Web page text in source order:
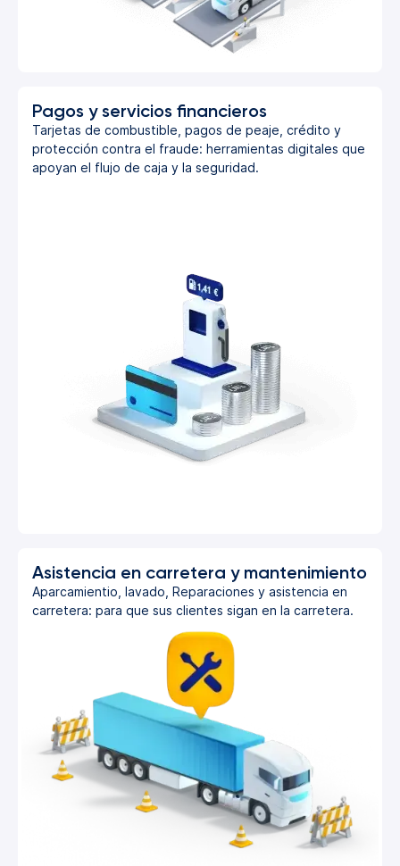
Pagos y servicios financieros
Tarjetas de combustible, pagos de peaje, crédito y
protección contra el fraude: herramientas digitales que
apoyan el flujo de caja y la seguridad.
Asistencia en carretera y mantenimiento
Aparcamientio, lavado, Reparaciones y asistencia en
carretera: para que sus clientes sigan en la carretera.